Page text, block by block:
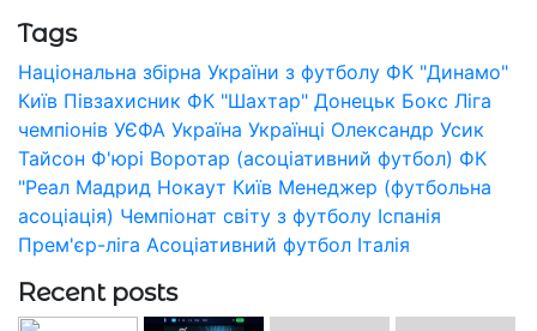
Tags
Національна збірна України з футболу ФК "Динамо"
Київ Півзахисник ФК "Шахтар" Донецьк Бокс Ліга
чемпіонів УЄФА Україна Українці Олександр Усик
Тайсон Ф'юрі Воротар (асоціативний футбол) ФК
"Реал Мадрид Нокаут Київ Менеджер (футбольна
асоціація) Чемпіонат світу з футболу Іспанія
Прем'єр-ліга Асоціативний футбол Італія
Recent posts